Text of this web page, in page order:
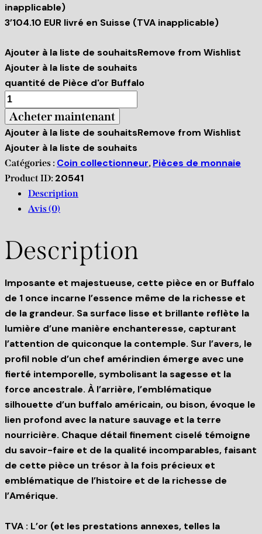
inapplicable)
3’104.10 EUR livré en Suisse (TVA inapplicable)
Ajouter à la liste de souhaitsRemove from Wishlist
Ajouter à la liste de souhaits
quantité de Pièce d'or Buffalo
Acheter maintenant
Ajouter à la liste de souhaitsRemove from Wishlist
Ajouter à la liste de souhaits
Catégories : Coin collectionneur, Pièces de monnaie
Product ID: 20541
Description
Avis (0)
Description
Imposante et majestueuse, cette pièce en or Buffalo
de 1 once incarne l’essence même de la richesse et
de la grandeur. Sa surface lisse et brillante reflète la
lumière d’une manière enchanteresse, capturant
l’attention de quiconque la contemple. Sur l’avers, le
profil noble d’un chef amérindien émerge avec une
fierté intemporelle, symbolisant la sagesse et la
force ancestrale. À l’arrière, l’emblématique
silhouette d’un buffalo américain, ou bison, évoque le
lien profond avec la nature sauvage et la terre
nourricière. Chaque détail finement ciselé témoigne
du savoir-faire et de la qualité incomparables, faisant
de cette pièce un trésor à la fois précieux et
emblématique de l’histoire et de la richesse de
l’Amérique.
TVA : L’or (et les prestations annexes, telles la